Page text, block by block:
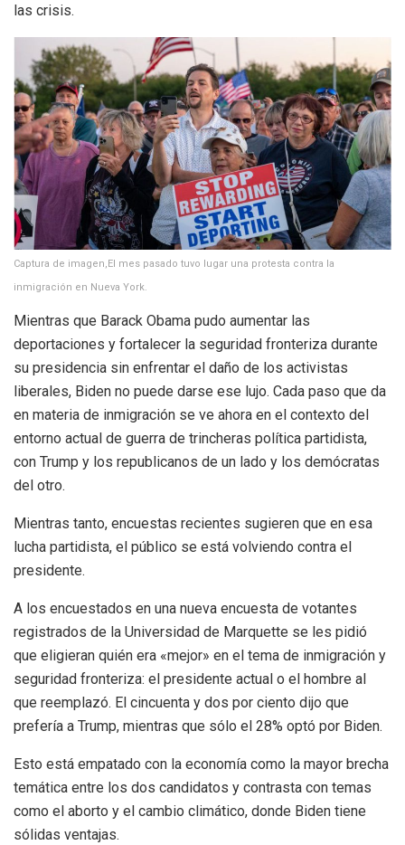
las crisis.
Captura de imagen,El mes pasado tuvo lugar una protesta contra la
inmigración en Nueva York.
Mientras que Barack Obama pudo aumentar las
deportaciones y fortalecer la seguridad fronteriza durante
su presidencia sin enfrentar el daño de los activistas
liberales, Biden no puede darse ese lujo. Cada paso que da
en materia de inmigración se ve ahora en el contexto del
entorno actual de guerra de trincheras política partidista,
con Trump y los republicanos de un lado y los demócratas
del otro.
Mientras tanto, encuestas recientes sugieren que en esa
lucha partidista, el público se está volviendo contra el
presidente.
A los encuestados en una nueva encuesta de votantes
registrados de la Universidad de Marquette se les pidió
que eligieran quién era «mejor» en el tema de inmigración y
seguridad fronteriza: el presidente actual o el hombre al
que reemplazó. El cincuenta y dos por ciento dijo que
prefería a Trump, mientras que sólo el 28% optó por Biden.
Esto está empatado con la economía como la mayor brecha
temática entre los dos candidatos y contrasta con temas
como el aborto y el cambio climático, donde Biden tiene
sólidas ventajas.